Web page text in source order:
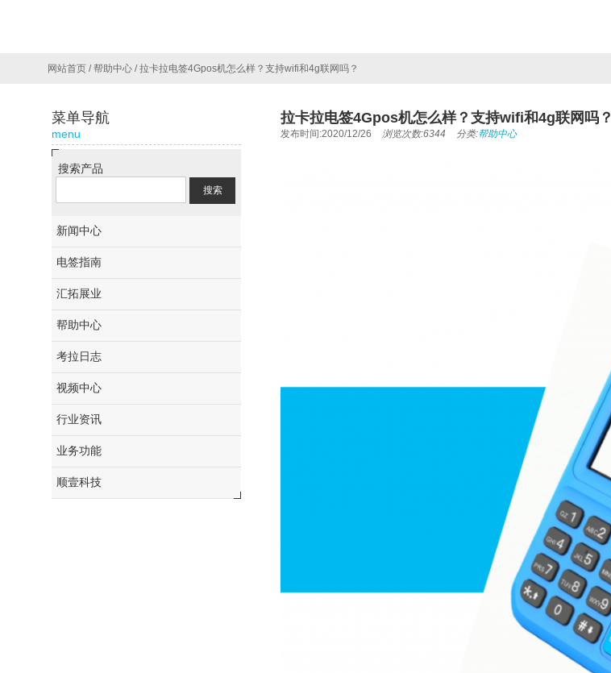
网站首页 /帮助中心 /拉卡拉电签4Gpos机怎么样？支持wifi和4g联网吗？
菜单导航
menu
搜索产品
新闻中心
电签指南
汇拓展业
帮助中心
考拉日志
视频中心
行业资讯
业务功能
顺壹科技
拉卡拉电签4Gpos机怎么样？支持wifi和4g联网吗？
发布时间:2020/12/26 浏览次数:6344 分类:帮助中心